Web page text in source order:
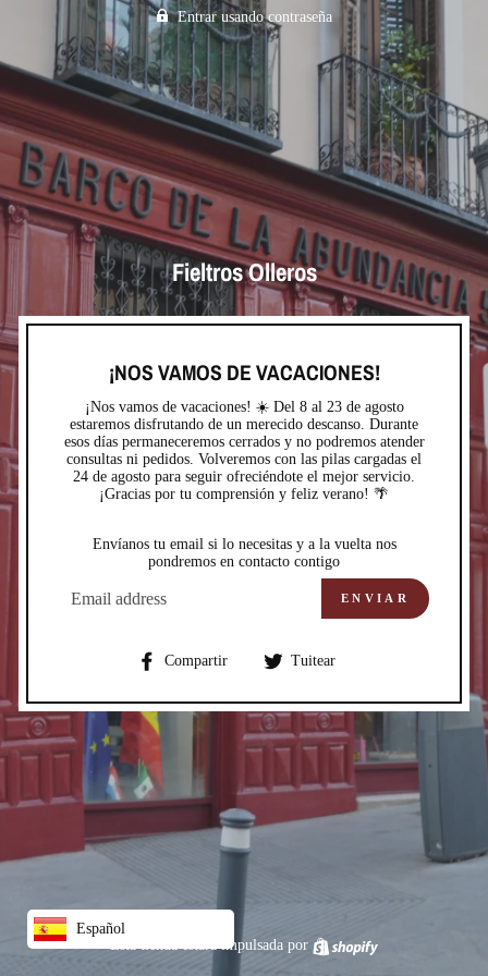
Entrar usando contraseña
Fieltros Olleros
¡NOS VAMOS DE VACACIONES!
¡Nos vamos de vacaciones! ☀️ Del 8 al 23 de agosto
estaremos disfrutando de un merecido descanso. Durante
esos días permaneceremos cerrados y no podremos atender
consultas ni pedidos. Volveremos con las pilas cargadas el
24 de agosto para seguir ofreciéndote el mejor servicio.
¡Gracias por tu comprensión y feliz verano! 🌴
Envíanos tu email si lo necesitas y a la vuelta nos
pondremos en contacto contigo
ELECTRÓNICO
ENVIAR
Compartir
CompartirTuitear
Esta tienda estará impulsada por
Español